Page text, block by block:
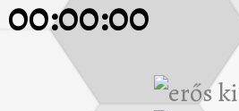
00:00:00